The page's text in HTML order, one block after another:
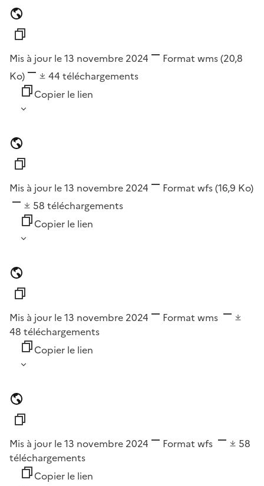
Mis à jour le 13 novembre 2024 Format wms(20,8
Ko)
44 téléchargements
Copier le lien
Mis à jour le 13 novembre 2024 Format wfs(16,9 Ko)
58 téléchargements
Copier le lien
Mis à jour le 13 novembre 2024 Format wms
48 téléchargements
Copier le lien
Mis à jour le 13 novembre 2024 Format wfs
58
téléchargements
Copier le lien